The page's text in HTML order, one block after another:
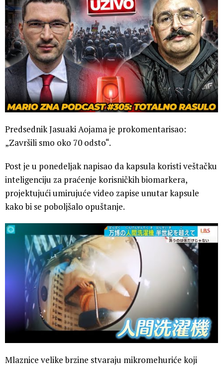
Predsednik Jasuaki Aojama je prokomentarisao:
„Završili smo oko 70 odsto“.
Post je u ponedeljak napisao da kapsula koristi veštačku
inteligenciju za praćenje korisničkih biomarkera,
projektujući umirujuće video zapise unutar kapsule
kako bi se poboljšalo opuštanje.
Mlaznice velike brzine stvaraju mikromehuriće koji